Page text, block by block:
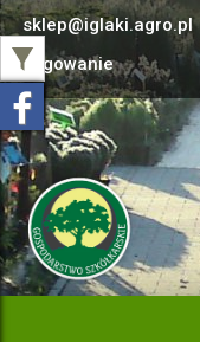
sklep@iglaki.agro.pl
Logowanie